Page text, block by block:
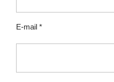
E-mail *